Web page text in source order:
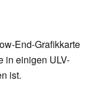
End-Grafikkarte
in einigen ULV-
ist.